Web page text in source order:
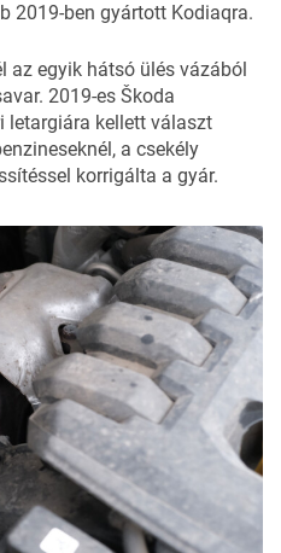
2019-ben gyártott Kodiaqra.
az egyik hátsó ülés vázából
2019-es Škoda
letargiára kellett választ
a csekély
korrigálta a gyár.